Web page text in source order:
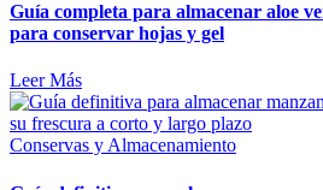
Guía completa para almacenar aloe
para conservar hojas y gel
Leer Más
Conservas y Almacenamiento